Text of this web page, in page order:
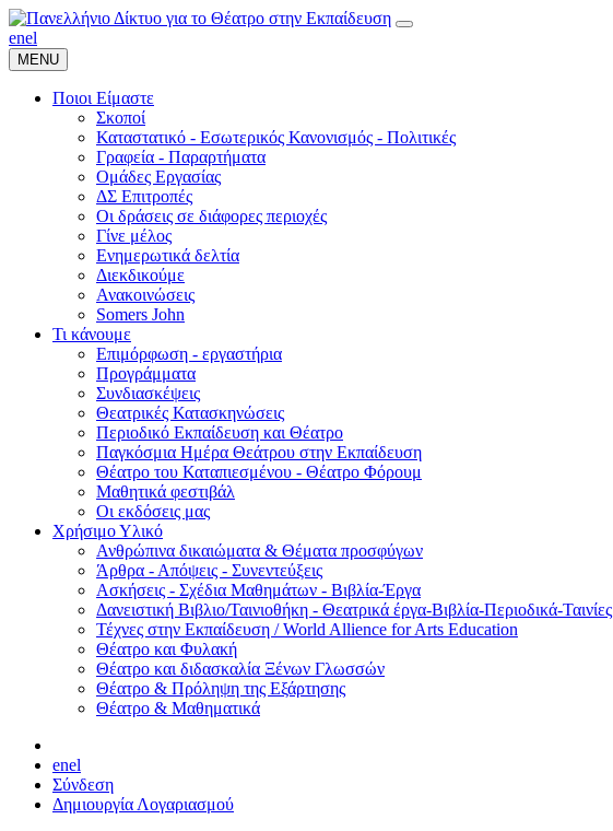
enel
MENU
Ποιοι Είμαστε
Σκοποί
Καταστατικό - Εσωτερικός Κανονισμός - Πολιτικές
Γραφεία - Παραρτήματα
Ομάδες Εργασίας
ΔΣ Επιτροπές
Οι δράσεις σε διάφορες περιοχές
Γίνε μέλος
Ενημερωτικά δελτία
Διεκδικούμε
Ανακοινώσεις
Somers John
Τι κάνουμε
Επιμόρφωση - εργαστήρια
Προγράμματα
Συνδιασκέψεις
Θεατρικές Κατασκηνώσεις
Περιοδικό Εκπαίδευση και Θέατρο
Παγκόσμια Ημέρα Θεάτρου στην Εκπαίδευση
Θέατρο του Καταπιεσμένου - Θέατρο Φόρουμ
Μαθητικά φεστιβάλ
Οι εκδόσεις μας
Χρήσιμο Υλικό
Ανθρώπινα δικαιώματα & Θέματα προσφύγων
Άρθρα - Απόψεις - Συνεντεύξεις
Ασκήσεις - Σχέδια Μαθημάτων - Βιβλία-Έργα
Δανειστική Βιβλιο/Ταινιοθήκη - Θεατρικά έργα-Βιβλία-Περιοδικά-Ταινίες
Τέχνες στην Εκπαίδευση / World Allience for Arts Education
Θέατρο και Φυλακή
Θέατρο και διδασκαλία Ξένων Γλωσσών
Θέατρο & Πρόληψη της Εξάρτησης
Θέατρο & Μαθηματικά
enel
Σύνδεση
Δημιουργία Λογαριασμού